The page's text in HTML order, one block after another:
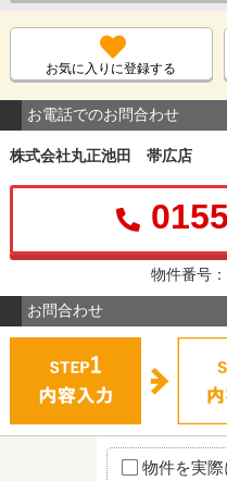
お気に入りに登録する
お電話でのお問合わせ
株式会社丸正池田 帯広店
物件番号
お問合わせ
物件を実